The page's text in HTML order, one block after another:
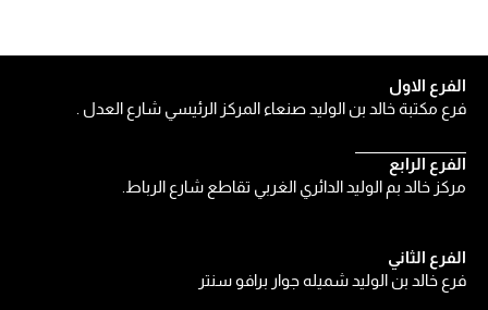
الفرع الثاني
فرع خالد بن الوليد شميله جوار برافو سنتر
الفرع الاول
فرع مكتبة خالد بن الوليد صنعاء المركز الرئيسي شارع العدل .
الفرع الرابع
مركز خالد بم الوليد الدائري الغربي تقاطع شارع الرباط.